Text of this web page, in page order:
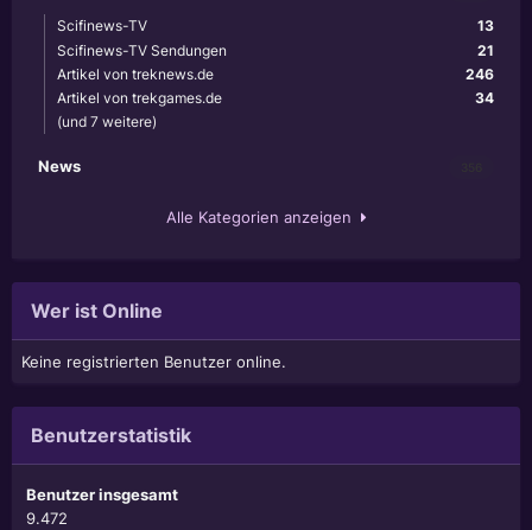
13
Scifinews-TV
21
Scifinews-TV Sendungen
246
Artikel von treknews.de
34
Artikel von trekgames.de
(und 7 weitere)
News
Alle Kategorien anzeigen
Wer ist Online
Keine registrierten Benutzer online.
Benutzerstatistik
Benutzer insgesamt
9.472